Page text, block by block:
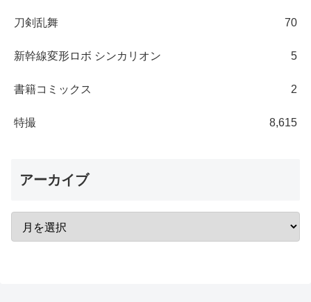
刀剣乱舞 70
新幹線変形ロボ シンカリオン 5
書籍コミックス 2
特撮 8,615
アーカイブ